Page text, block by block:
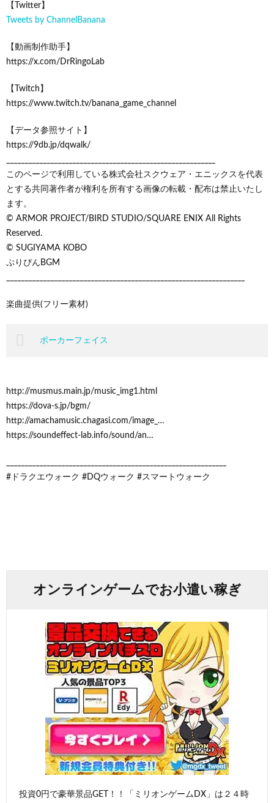
【Twitter】
Tweets by ChannelBanana
【動画制作助手】
https://x.com/DrRingoLab
【Twitch】
https://www.twitch.tv/banana_game_channel
【データ参照サイト】
https://9db.jp/dqwalk/
このページで利用している株式会社スクウェア・エニックスを代表
とする共同著作者が権利を所有する画像の転載・配布は禁止いたし
ます。
© ARMOR PROJECT/BIRD STUDIO/SQUARE ENIX All Rights
Reserved.
© SUGIYAMA KOBO
ぷりぴんBGM
楽曲提供(フリー素材)
ポーカーフェイス
http://musmus.main.jp/music_img1.html
https://dova-s.jp/bgm/
http://amachamusic.chagasi.com/image_…
https://soundeffect-lab.info/sound/an…
#ドラクエウォーク #DQウォーク #スマートウォーク
オンラインゲームでお小遣い稼ぎ
投資0円で豪華景品GET！！「ミリオンゲームDX」は２４時